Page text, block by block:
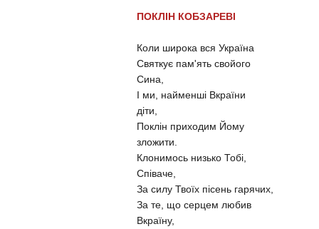
ПОКЛІН КОБЗАРЕВІ
Коли широка вся Україна
Святкує пам'ять свойого
Сина,
І ми, найменші Вкраїни
діти,
Поклін приходим Йому
зложити.
Клонимось низько Тобі,
Співаче,
За силу Твоїх пісень гарячих,
За те, що серцем любив
Вкраїну,